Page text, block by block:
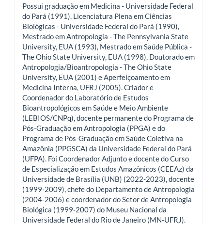
Possui graduação em Medicina - Universidade Federal
do Pará (1991), Licenciatura Plena em Ciências
Biológicas - Universidade Federal do Pará (1990),
Mestrado em Antropologia - The Pennsylvania State
University, EUA (1993), Mestrado em Saúde Pública -
The Ohio State University, EUA (1998), Doutorado em
Antropologia/Bioantropologia - The Ohio State
University, EUA (2001) e Aperfeiçoamento em
Medicina Interna, UFRJ (2005). Criador e
Coordenador do Laboratório de Estudos
Bioantropológicos em Saúde e Meio Ambiente
(LEBIOS/CNPq), docente permanente do Programa de
Pós-Graduação em Antropologia (PPGA) e do
Programa de Pós-Graduação em Saúde Coletiva na
Amazônia (PPGSCA) da Universidade Federal do Pará
(UFPA). Foi Coordenador Adjunto e docente do Curso
de Especialização em Estudos Amazônicos (CEEAz) da
Universidade de Brasília (UNB) (2022-2023), docente
(1999-2009), chefe do Departamento de Antropologia
(2004-2006) e coordenador do Setor de Antropologia
Biológica (1999-2007) do Museu Nacional da
Universidade Federal do Rio de Janeiro (MN-UFRJ).